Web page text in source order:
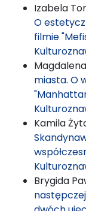
Izabela
O
filmie
miasta. O
Kamila
Brygida